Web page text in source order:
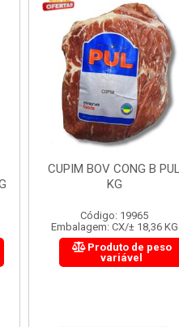
CARNE MOIDA FORTBOI
CX 10KG
Código: 200
Embalagem: KG/10